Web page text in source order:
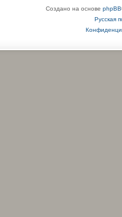
Создано на основе phpBB
Русская